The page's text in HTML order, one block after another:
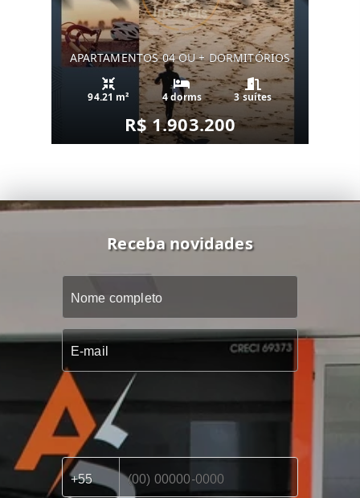
APARTAMENTOS 04 OU + DORMITÓRIOS
94.21 m² 4 dorms 3 suítes
R$ 1.903.200
Receba novidades